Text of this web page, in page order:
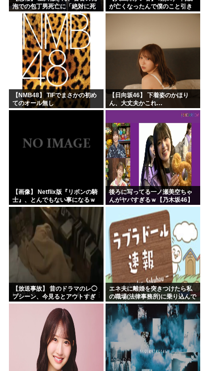
泡での包丁男死亡に「絶対に死
刑にならない罪なのに警察が死
刑にした！」 → 元警官のマジレ
スがコチラ → ………
が亡くなったんで僕のこと引き
取ってほしいんですけど！」な
【NMB48】 TIFでまさかの初め
てのオール無し
【日向坂46】 下着姿のかほり
ん、大丈夫かこれ…
【画像】 Netflix版『リボンの騎
士』、とんでもない事になるｗ
ｗｗｗｗ
後ろに写ってる一ノ瀬美空ちゃ
んがヤバすぎるｗ【乃木坂46】
【放送事故】 昔のドラマのレ◯
プシーン、今見るとアウトすぎ
る・・・
エネ夫に離婚を突きつけたら私
の職場(法律事務所)に乗り込んで
きた 堂々と「離婚の法律相談で
す。母の薦めでこちらに参りま
した」と言っているが、...